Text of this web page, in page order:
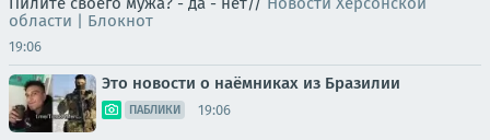
области | Блокнот
19:06
Это новости о наёмниках из Бразилии
ПАБЛИКИ 19:06